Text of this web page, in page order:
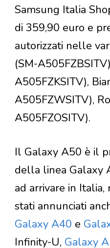
Samsung Italia
di 359,90 euro e
autorizzati nelle
(SM-
A505FZKSITV),
A505FZWSITV),
A505FZOSITV).
Il Galaxy A50 è il
della linea Galaxy
ad arrivare in Italia,
stati annunciati
Galaxy A40 e
Infinity-U, Galaxy